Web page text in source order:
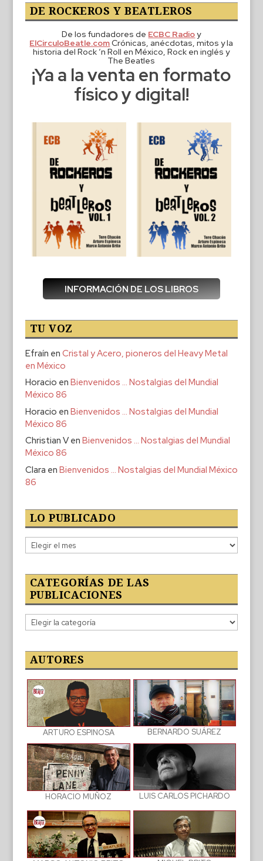
DE ROCKEROS Y BEATLEROS
De los fundadores de ECBC Radioy
ElCirculoBeatle.comCrónicas, anécdotas, mitos y la
historia del Rock ‘n Roll en México, Rock en inglés y
The Beatles
¡Ya a la venta en formato
físico y digital!
INFORMACIÓN DE LOS LIBROS
TU VOZ
Efraín en Cristal y Acero, pioneros del Heavy Metal
en México
Horacio en Bienvenidos … Nostalgias del Mundial
México 86
Horacio en Bienvenidos … Nostalgias del Mundial
México 86
Christian Ven Bienvenidos … Nostalgias del Mundial
México 86
Clara en Bienvenidos … Nostalgias del Mundial México
86
LO PUBLICADO
Lo
publicado
CATEGORÍAS DE LAS
PUBLICACIONES
Categorías
de
publicaciones
AUTORES
ARTURO ESPINOSA BERNARDO SUÁREZ
HORACIO MUÑOZ LUIS CARLOS PICHARDO